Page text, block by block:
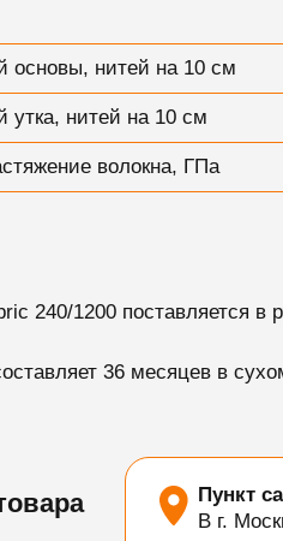
основы, нитей на 10 см
утка, нитей на 10 см
волокна, ГПа
240/1200 поставляется в
36 месяцев в
Пункт
В г.